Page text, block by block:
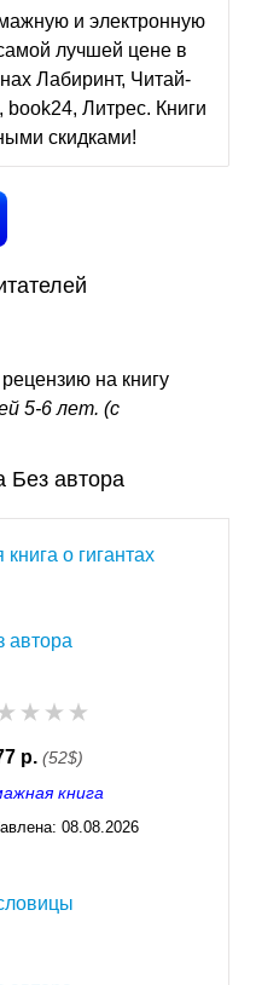
и электронную
лучшей цене в
Лабиринт, Читай-
Литрес. Книги
скидками!
на книгу
5-6 лет. (с
Без автора
о гигантах
автора
р. (52$)
книга
08.08.2026